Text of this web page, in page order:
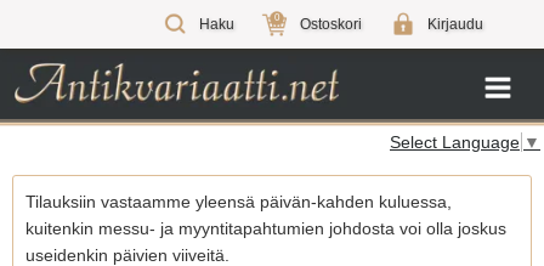
Haku 0 Ostoskori Kirjaudu
Select Language ▼
Tilauksiin vastaamme yleensä päivän-kahden kuluessa,
kuitenkin messu- ja myyntitapahtumien johdosta voi olla joskus
useidenkin päivien viiveitä.